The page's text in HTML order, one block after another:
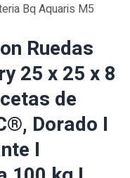
Bq Aquaris M5
Ruedas
25 x 25 x 8
de
Dorado I
I